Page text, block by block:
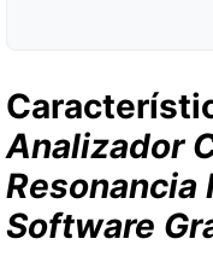
Analizador
Resonancia
Software